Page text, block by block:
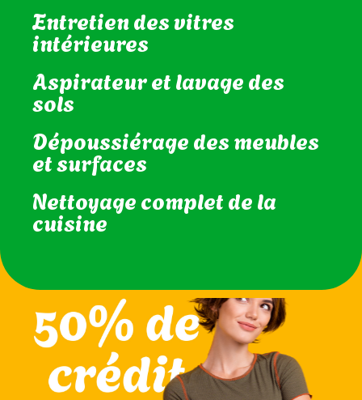
Entretien des vitres
intérieures
Aspirateur et lavage des
sols
Dépoussiérage des meubles
et surfaces
Nettoyage complet de la
cuisine